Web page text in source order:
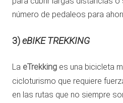
número de pedaleos para
3)eBIKE TREKKING
La eTrekking es una bicicleta
cicloturismo que requiere
en las rutas que no siempre